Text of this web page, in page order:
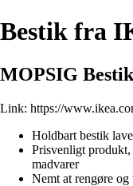
Bestik fra
MOPSIG
Link: https://
Holdbart bestik
Prisvenligt
madvarer
Nemt at rengøre og